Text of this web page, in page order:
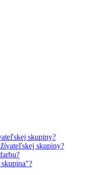
skupiny?
skupiny?